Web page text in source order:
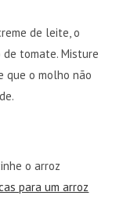
de leite, o
tomate. Misture
que o molho não
o arroz
para um arroz